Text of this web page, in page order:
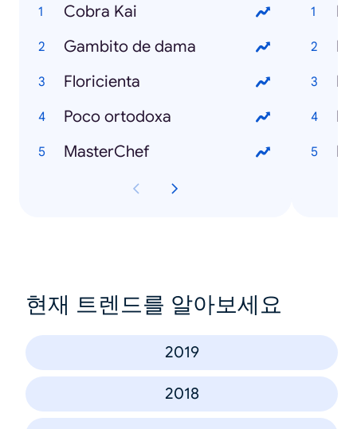
Cobra Kai
Gambito de dama
Floricienta
Poco ortodoxa
MasterChef
현재 트렌드를 알아보세요
2019
2018